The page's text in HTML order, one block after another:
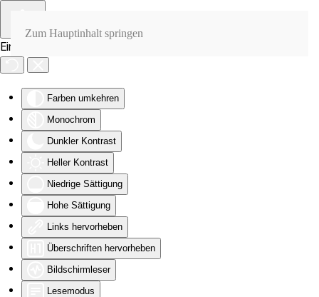
Eingabehilfen öffnen
Farben umkehren
Monochrom
Dunkler Kontrast
Heller Kontrast
Niedrige Sättigung
Hohe Sättigung
Links hervorheben
Überschriften hervorheben
Bildschirmleser
Lesemodus
Zum Hauptinhalt springen